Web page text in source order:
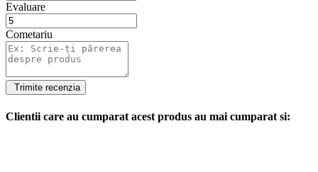
Evaluare
Cometariu
Clientii care au cumparat acest produs au mai cumparat si: